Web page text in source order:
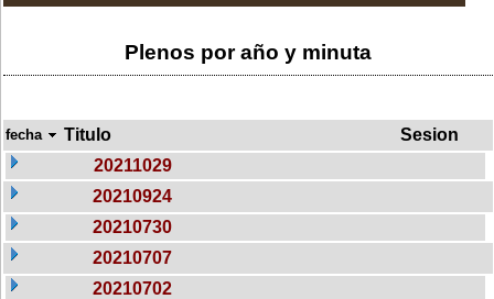
Plenos por año y minuta
fecha Titulo
Sesion
20211029
20210924
20210730
20210707
20210702